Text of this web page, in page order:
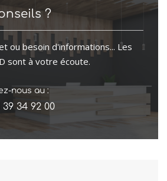
?
ou besoin d'informations... Les
sont à votre écoute.
nous au :
39 34 92 00